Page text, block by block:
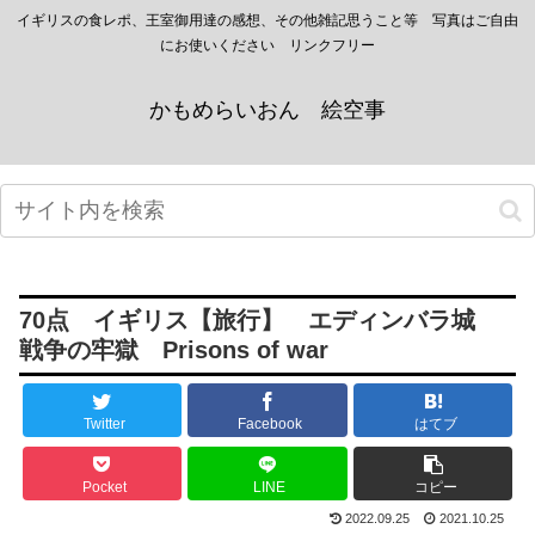
イギリスの食レポ、王室御用達の感想、その他雑記思うこと等 写真はご自由
にお使いください リンクフリー
かもめらいおん 絵空事
70点 イギリス【旅行】 エディンバラ城
戦争の牢獄 Prisons of war
Twitter Facebook はてブ
Pocket LINE コピー
2022.09.25 2021.10.25